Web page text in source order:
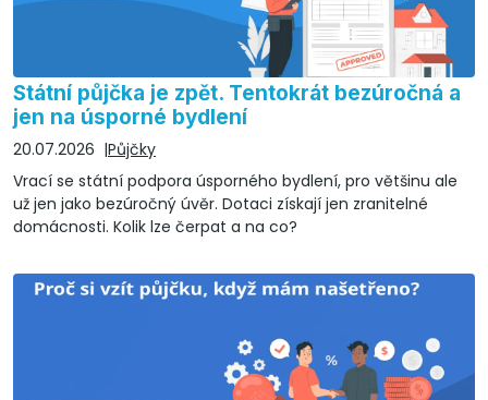
Státní půjčka je zpět. Tentokrát bezúročná a
jen na úsporné bydlení
20.07.2026
Půjčky
Vrací se státní podpora úsporného bydlení, pro většinu ale
už jen jako bezúročný úvěr. Dotaci získají jen zranitelné
domácnosti. Kolik lze čerpat a na co?